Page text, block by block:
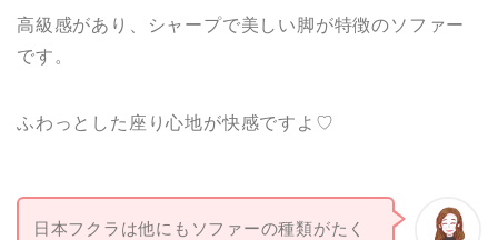
高級感があり、シャープで美しい脚が特徴のソファー
です。
ふわっとした座り心地が快感ですよ♡
日本フクラは他にもソファーの種類がたく